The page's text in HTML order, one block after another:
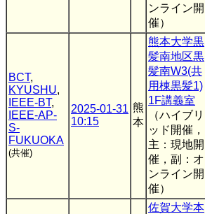
ンライン開
催）
BCT,
KYUSHU,
IEEE-BT,
IEEE-AP-
S-
FUKUOKA
(共催)
2025-01-31
10:15
熊
本
熊本大学黒
髪南地区黒
髪南W3(共
用棟黒髪1)
1F講義室
（ハイブリ
ッド開催，
主：現地開
催，副：オ
ンライン開
催）
佐賀大学本